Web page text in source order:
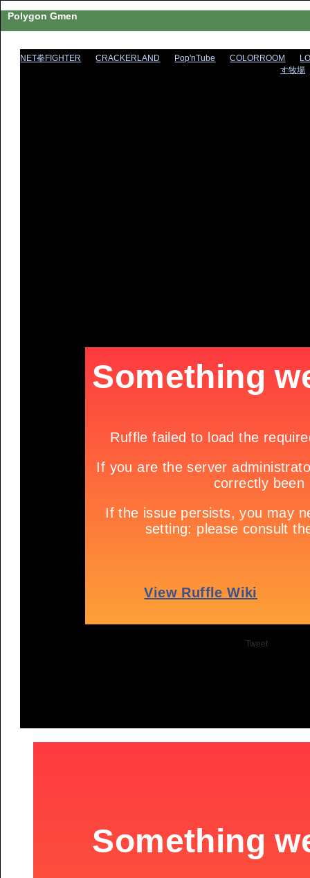
Polygon Gmen
NET拳FIGHTER CRACKERLAND Pop'nTube COLORROOM
す牧場
Tweet